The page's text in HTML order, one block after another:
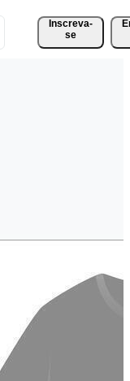
Inscreva-
se